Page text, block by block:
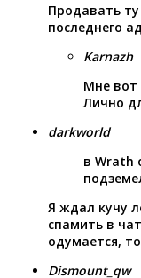
Продавать ту
последнего
Karnazh
Мне вот
Лично
darkworld
в Wrath
Я ждал кучу
спамить в
одумается,
Dismount_qw